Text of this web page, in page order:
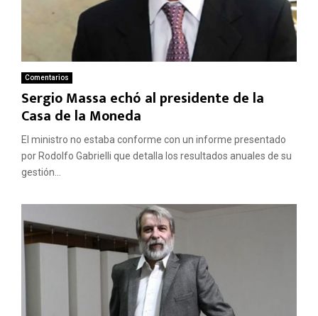
Comentarios
Sergio Massa echó al presidente de la
Casa de la Moneda
El ministro no estaba conforme con un informe presentado
por Rodolfo Gabrielli que detalla los resultados anuales de su
gestión...